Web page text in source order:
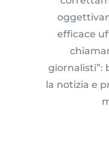
efficace
giornalisti”:
la notizia e